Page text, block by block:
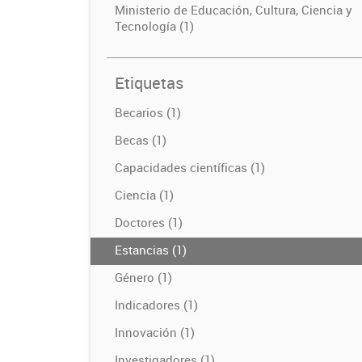
Ministerio de Educación, Cultura, Ciencia y
Tecnología (1)
Etiquetas
Becarios (1)
Becas (1)
Capacidades científicas (1)
Ciencia (1)
Doctores (1)
Estancias (1)
Género (1)
Indicadores (1)
Innovación (1)